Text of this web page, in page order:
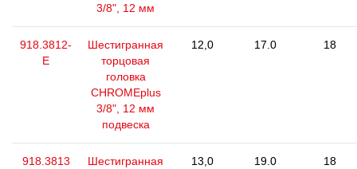
3/8", 12 мм
918.3812-
E
Шестигранная
торцовая
головка
CHROMEplus
3/8", 12 мм
подвеска
12,0 17.0 18
918.3813
Шестигранная
13,0 19.0 18